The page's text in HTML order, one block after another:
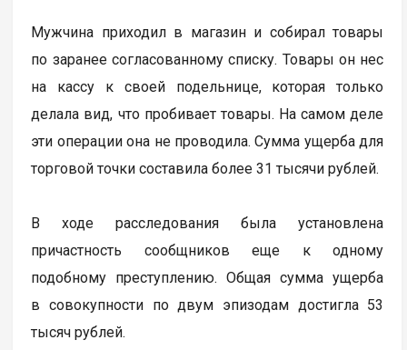
Мужчина приходил в магазин и собирал товары
по заранее согласованному списку. Товары он нес
на кассу к своей подельнице, которая только
делала вид, что пробивает товары. На самом деле
эти операции она не проводила. Сумма ущерба для
торговой точки составила более 31 тысячи рублей.
В ходе расследования была установлена
причастность сообщников еще к одному
подобному преступлению. Общая сумма ущерба
в совокупности по двум эпизодам достигла 53
тысяч рублей.